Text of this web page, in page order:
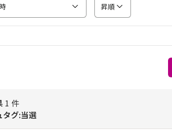
昇順
1 件
タグ:当選